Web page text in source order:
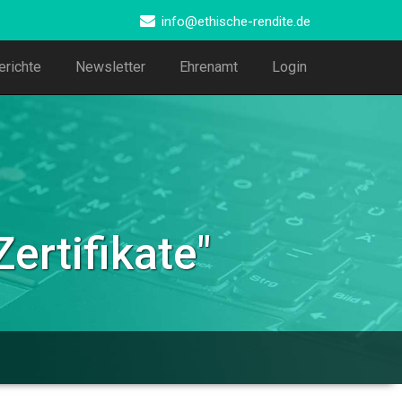
info@ethische-rendite.de
Newsletter Ehrenamt Login
"